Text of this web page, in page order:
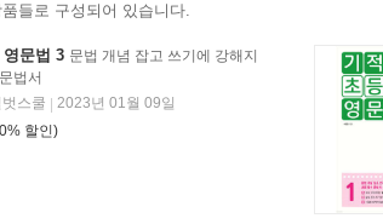
들로 구성되어 있습니다.
문법 3 문법 개념 잡고 쓰기에 강해지
법서
벗스쿨
2023년 01월 09일
할인)